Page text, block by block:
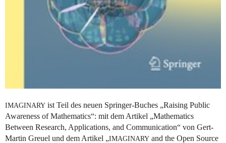
IMAGINARY ist Teil des neuen Springer-Buches „Raising Public
Awareness of Mathematics“: mit dem Artikel „Mathematics
Between Research, Applications, and Communication“ von Gert-
Martin Greuel und dem Artikel „IMAGINARY and the Open Source